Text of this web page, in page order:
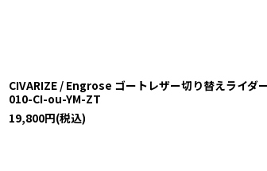
CIVARIZE / Engrose ゴートレザー切り替えライダ
010-CI-ou-YM-ZT
19,800円(税込)